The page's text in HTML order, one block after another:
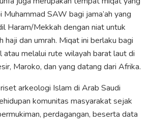
SAW bagi jama’ah yang
Haram/Mekkah dengan niat untuk
haji dan umrah. Miqat ini berlaku bagi
atau melalui rute wilayah barat laut di
Maroko, dan yang datang dari Afrika.
arkeologi Islam di Arab Saudi
komunitas masyarakat sejak
perdagangan, beserta data